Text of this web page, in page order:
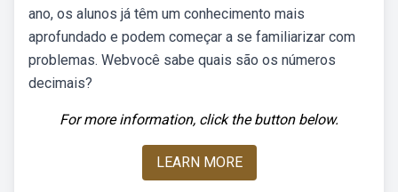
ano, os alunos já têm um conhecimento mais
aprofundado e podem começar a se familiarizar com
problemas. Webvocê sabe quais são os números
decimais?
For more information, click the button below.
LEARN MORE